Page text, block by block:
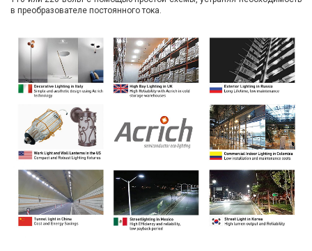
в преобразователе постоянного тока.